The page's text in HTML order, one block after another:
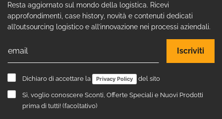
Resta aggiornato sul mondo della logistica. Ricevi
approfondimenti, case history, novità e contenuti dedicati
all’outsourcing logistico e all’innovazione nei processi aziendali.
Iscriviti
Dichiaro di accettare la Privacy Policy del sito
Sì, voglio conoscere Sconti, Offerte Speciali e Nuovi Prodotti
prima di tutti! (facoltativo)